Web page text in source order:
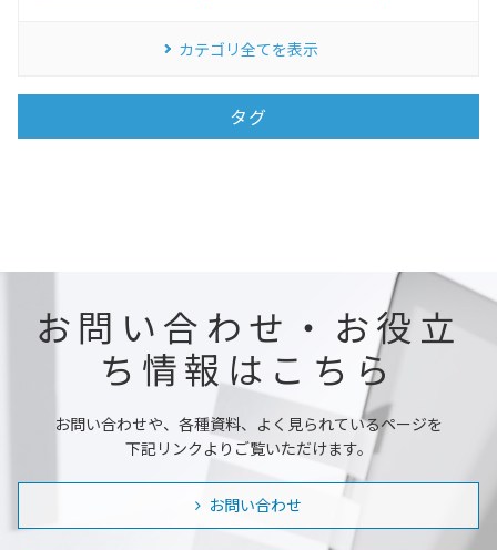
カテゴリ全てを表示
タグ
お問い合わせ・お役立
ち情報はこちら
お問い合わせや、各種資料、よく見られているページを
下記リンクよりご覧いただけます。
お問い合わせ